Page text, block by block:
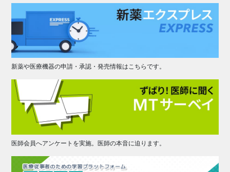
新薬や医療機器の申請・承認・発売情報はこちらです。
医師会員へアンケートを実施。医師の本音に迫ります。